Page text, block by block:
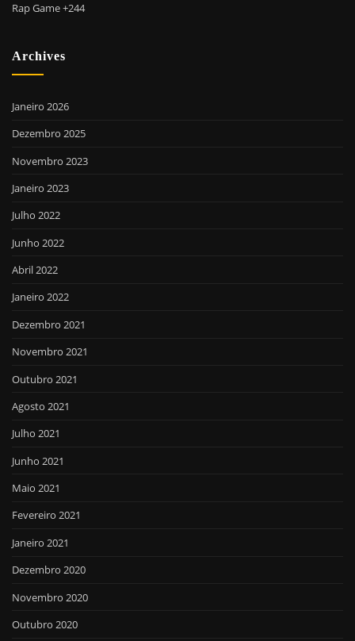
Rap Game +244
Archives
Janeiro 2026
Dezembro 2025
Novembro 2023
Janeiro 2023
Julho 2022
Junho 2022
Abril 2022
Janeiro 2022
Dezembro 2021
Novembro 2021
Outubro 2021
Agosto 2021
Julho 2021
Junho 2021
Maio 2021
Fevereiro 2021
Janeiro 2021
Dezembro 2020
Novembro 2020
Outubro 2020